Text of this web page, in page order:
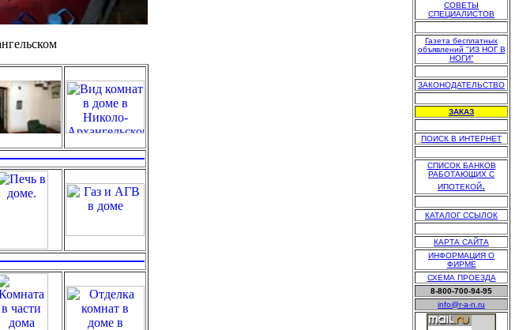
СОВЕТЫ
СПЕЦИАЛИСТОВ
Газета бесплатных
объявлений "ИЗ НОГ В
НОГИ"
ЗАКОНОДАТЕЛЬСТВО
ЗАКАЗ
ПОИСК В ИНТЕРНЕТ
СПИСОК БАНКОВ
РАБОТАЮЩИХ С
ИПОТЕКОЙ.
КАТАЛОГ ССЫЛОК
КАРТА САЙТА
ИНФОРМАЦИЯ О
ФИРМЕ
СХЕМА ПРОЕЗДА
8-800-700-94-95
info@r-a-n.ru